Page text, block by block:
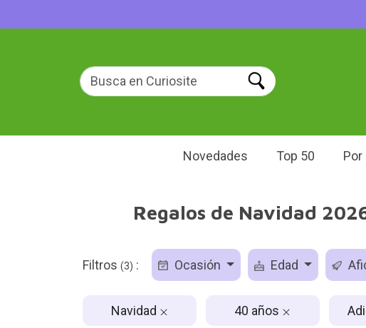
Novedades Top 50
Regalos de Navidad
Filtros (3) : Ocasión Edad
Navidad 40 años